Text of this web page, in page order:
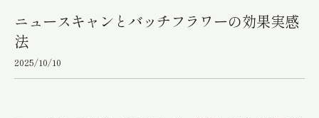
ニュースキャンとバッチフラワーの効果実感
法
2025/10/10